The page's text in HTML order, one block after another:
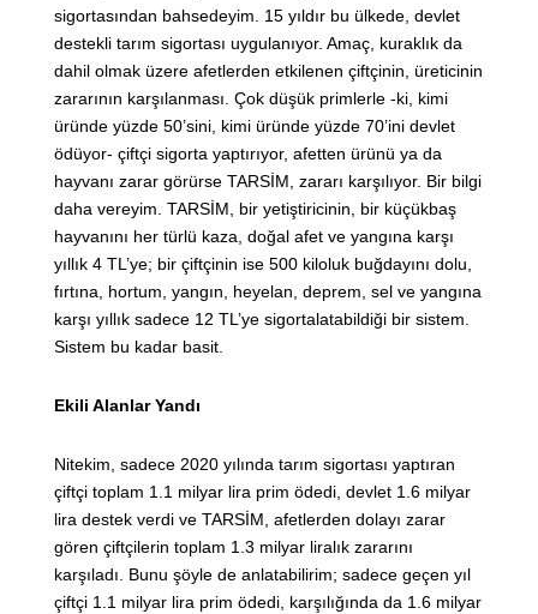
sigortasından bahsedeyim. 15 yıldır bu ülkede, devlet
destekli tarım sigortası uygulanıyor. Amaç, kuraklık da
dahil olmak üzere afetlerden etkilenen çiftçinin, üreticinin
zararının karşılanması. Çok düşük primlerle -ki, kimi
üründe yüzde 50’sini, kimi üründe yüzde 70’ini devlet
ödüyor- çiftçi sigorta yaptırıyor, afetten ürünü ya da
hayvanı zarar görürse TARSİM, zararı karşılıyor. Bir bilgi
daha vereyim. TARSİM, bir yetiştiricinin, bir küçükbaş
hayvanını her türlü kaza, doğal afet ve yangına karşı
yıllık 4 TL’ye; bir çiftçinin ise 500 kiloluk buğdayını dolu,
fırtına, hortum, yangın, heyelan, deprem, sel ve yangına
karşı yıllık sadece 12 TL’ye sigortalatabildiği bir sistem.
Sistem bu kadar basit.
Ekili Alanlar Yandı
Nitekim, sadece 2020 yılında tarım sigortası yaptıran
çiftçi toplam 1.1 milyar lira prim ödedi, devlet 1.6 milyar
lira destek verdi ve TARSİM, afetlerden dolayı zarar
gören çiftçilerin toplam 1.3 milyar liralık zararını
karşıladı. Bunu şöyle de anlatabilirim; sadece geçen yıl
çiftçi 1.1 milyar lira prim ödedi, karşılığında da 1.6 milyar